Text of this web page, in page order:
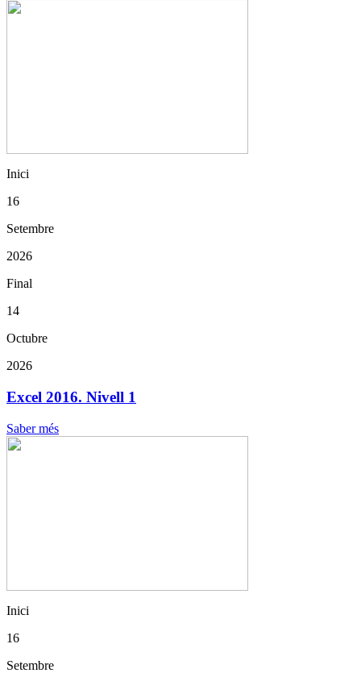
Inici
16
Setembre
2026
Final
14
Octubre
2026
Excel 2016. Nivell 1
Saber més
Inici
16
Setembre